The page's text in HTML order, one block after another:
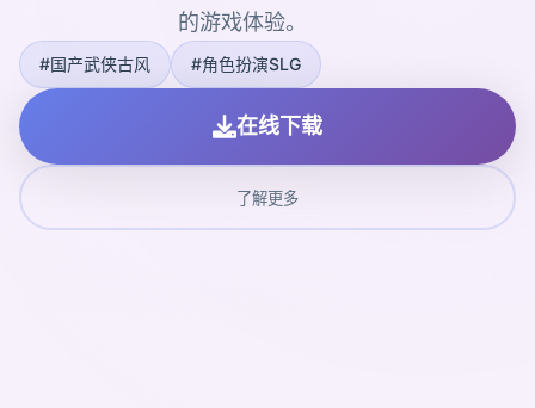
的游戏体验。
#国产武侠古风 #角色扮演SLG
在线下载
了解更多